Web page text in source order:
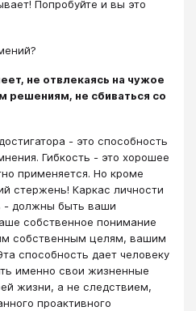
Попробуйте и вы это
не отвлекаясь на чужое
решениям, не сбиваться со
- это способность
Гибкость - это хорошее
применяется. Но кроме
стержень! Каркас личности
- должны быть ваши
собственное понимание
собственным целям, вашим
способность дает человеку
именно свои жизненные
жизни, а не следствием,
проактивного